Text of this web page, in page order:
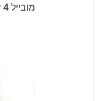
מובייל 4 זרועות מאבן רוז קורץ